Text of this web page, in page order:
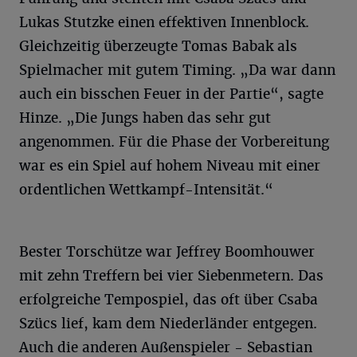
Lukas Stutzke einen effektiven Innenblock.
Gleichzeitig überzeugte Tomas Babak als
Spielmacher mit gutem Timing. „Da war dann
auch ein bisschen Feuer in der Partie“, sagte
Hinze. „Die Jungs haben das sehr gut
angenommen. Für die Phase der Vorbereitung
war es ein Spiel auf hohem Niveau mit einer
ordentlichen Wettkampf-Intensität.“
Bester Torschütze war Jeffrey Boomhouwer
mit zehn Treffern bei vier Siebenmetern. Das
erfolgreiche Tempospiel, das oft über Csaba
Szücs lief, kam dem Niederländer entgegen.
Auch die anderen Außenspieler - Sebastian